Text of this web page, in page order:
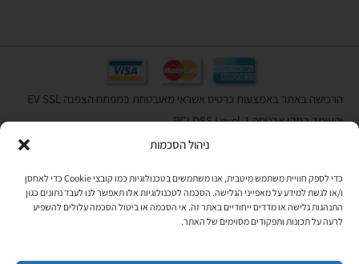
ניהול הסכמות
כדי לספק חוויית משתמש מיטבית, אנו משתמשים בטכנולוגיות כמו קובצי Cookie כדי לאחסן
ו/או לגשת למידע על מאפייני הגלישה. הסכמה לטכנולוגיות אלו תאפשר לנו לעבד נתונים כגון
התנהגות גלישה או מדדים ייחודיים באתר זה. אי הסכמה או ביטול הסכמה עלולים להשפיע
לרעה על תכונות ותפקודים מסוימים של האתר.
הרכישה באתר באמצעות כרטיס אשראי מאובטחת במפתח הצפנה EV SSL
והעומד בתקן אבטחה PCI DSS Level-1
לתקנון האתר»
תהיו בקשר